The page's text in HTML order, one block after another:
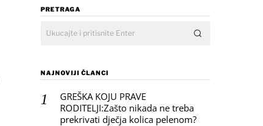
PRETRAGA
NAJNOVIJI ČLANCI
GREŠKA KOJU PRAVE
RODITELJI:Zašto nikada ne treba
prekrivati dječja kolica pelenom?